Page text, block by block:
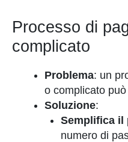
Processo di
complicato
Problema: un
o complicato
Soluzione:
Semplifica il
numero di